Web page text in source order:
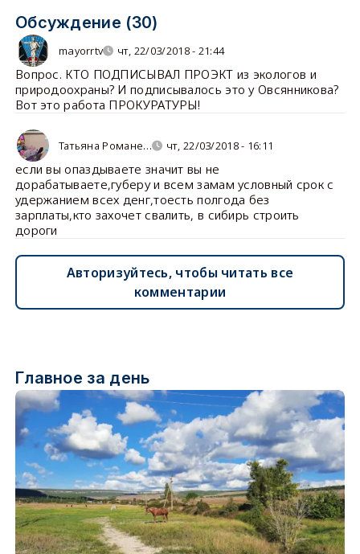
Обсуждение (30)
mayorrtv чт, 22/03/2018 - 21:44
Вопрос. КТО ПОДПИСЫВАЛ ПРОЭКТ из экологов и
природоохраны? И подписывалось это у Овсянникова?
Вот это работа ПРОКУРАТУРЫ!
Татьяна Романе… чт, 22/03/2018 - 16:11
если вы опаздываете значит вы не
дорабатываете,губеру и всем замам условный срок с
удержанием всех денг,тоесть полгода без
зарплаты,кто захочет свалить, в сибирь строить
дороги
Авторизуйтесь, чтобы читать все
комментарии
Главное за день